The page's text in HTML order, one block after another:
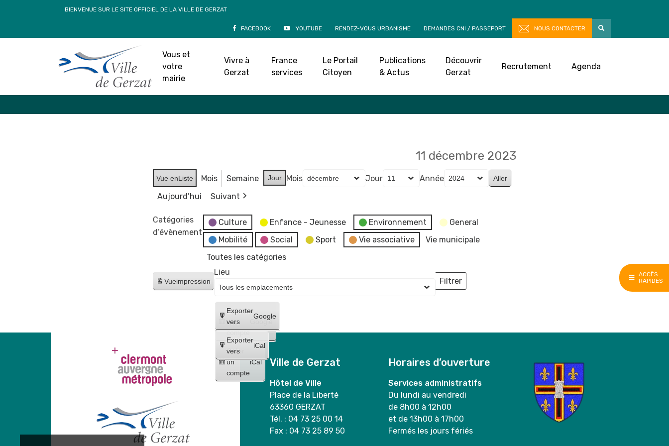
ACCÈS
RAPIDES
BIENVENUE SUR LE SITE OFFICIEL DE LA VILLE DE GERZAT
FACEBOOK YOUTUBE RENDEZ-VOUS URBANISME DEMANDES CNI / PASSEPORT NOUS CONTACTER
Vous et
votre
mairie
Vivre à
Gerzat
France
services
Le Portail
Citoyen
Publications
& Actus
Découvrir
Gerzat
Recrutement Agenda
Accueil»Agenda
11 décembre 2023
Vue enListe Mois Semaine Jour Mois Jour
Année
Aujourd’hui
Suivant
Catégories
d’évènement
Culture Enfance - Jeunesse Environnement
General
Mobilité
Social Sport Vie associative
Vie municipale
Toutes les catégories
Vueimpression
Créer
un
compte
Google
Créer
un
compte
iCal
Exporter
vers
Google
Exporter
vers
iCal
Lieu
Filtrer
Lieux
Ville de Gerzat
Hôtel de Ville
Place de la Liberté
63360 GERZAT
Tél. : 04 73 25 00 14
Fax : 04 73 25 89 50
Horaires d’ouverture
Services administratifs
Du lundi au vendredi
de 8h00 à 12h00
et de 13h00 à 17h00
Fermés les jours fériés